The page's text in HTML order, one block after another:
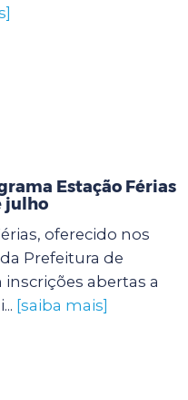
Estação Férias
julho
oferecido nos
Prefeitura de
abertas a
[saiba mais]